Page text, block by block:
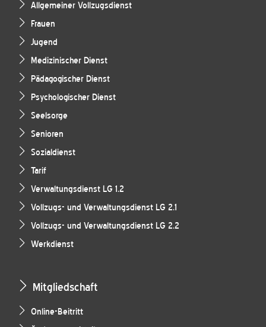
Allgemeiner Vollzugsdienst
Frauen
Jugend
Medizinischer Dienst
Pädagogischer Dienst
Psychologischer Dienst
Seelsorge
Senioren
Sozialdienst
Tarif
Verwaltungsdienst LG 1.2
Vollzugs- und Verwaltungsdienst LG 2.1
Vollzugs- und Verwaltungsdienst LG 2.2
Werkdienst
Mitgliedschaft
Online-Beitritt